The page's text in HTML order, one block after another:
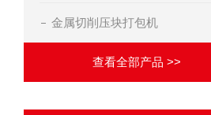
金属切削压块打包机
查看全部产品 >>